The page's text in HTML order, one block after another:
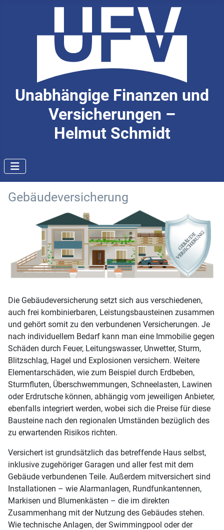
Unabhängige Finanzen und
Versicherungen –
Helmut Schmidt
Gebäudeversicherung
Die Gebäudeversicherung setzt sich aus verschiedenen,
auch frei kombinierbaren, Leistungsbausteinen zusammen
und gehört somit zu den verbundenen Versicherungen. Je
nach individuellem Bedarf kann man eine Immobilie gegen
Schäden durch Feuer, Leitungswasser, Unwetter, Sturm,
Blitzschlag, Hagel und Explosionen versichern. Weitere
Elementarschäden, wie zum Beispiel durch Erdbeben,
Sturmfluten, Überschwemmungen, Schneelasten, Lawinen
oder Erdrutsche können, abhängig vom jeweiligen Anbieter,
ebenfalls integriert werden, wobei sich die Preise für diese
Bausteine nach den regionalen Umständen bezüglich des
zu erwartenden Risikos richten.
Versichert ist grundsätzlich das betreffende Haus selbst,
inklusive zugehöriger Garagen und aller fest mit dem
Gebäude verbundenen Teile. Außerdem mitversichert sind
Installationen – wie Alarmanlagen, Rundfunkantennen,
Markisen und Blumenkästen – die im direkten
Zusammenhang mit der Nutzung des Gebäudes stehen.
Wie technische Anlagen, der Swimmingpool oder der